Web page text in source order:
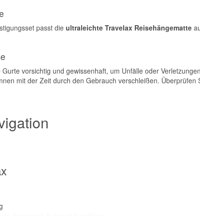
passt die ultraleichte Travelax Reisehängematte
vorsichtig und gewissenhaft, um Unfälle oder
mit der Zeit durch den Gebrauch verschleißen.